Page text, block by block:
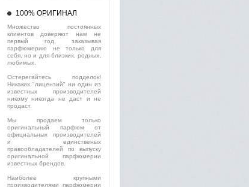
100% ОРИГИНАЛ
Множество постоянных
клиентов доверяют нам не
первый год, заказывая
парфюмерию не только для
себя, но и для близких, родных,
любимых.
Остерегайтесь подделок!
Никаких "лицензий" ни один из
известных производителей
никому никогда не даст и не
продаст.
Мы продаем только
оригинальный парфюм от
официальных производителей
и единственых
правообладателей по выпуску
оригинальной парфюмерии
известных брендов.
Наиболее крупными
производителями парфюмерии